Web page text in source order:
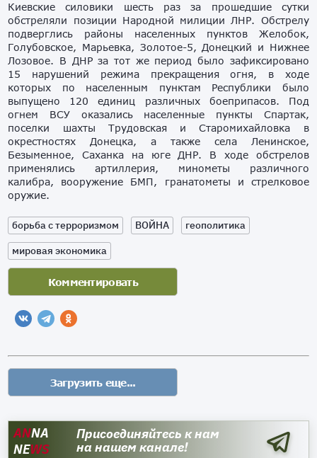
Киевские силовики шесть раз за прошедшие сутки
обстреляли позиции Народной милиции ЛНР. Обстрелу
подверглись районы населенных пунктов Желобок,
Голубовское, Марьевка, Золотое-5, Донецкий и Нижнее
Лозовое. В ДНР за тот же период было зафиксировано
15 нарушений режима прекращения огня, в ходе
которых по населенным пунктам Республики было
выпущено 120 единиц различных боеприпасов. Под
огнем ВСУ оказались населенные пункты Спартак,
поселки шахты Трудовская и Старомихайловка в
окрестностях Донецка, а также села Ленинское,
Безыменное, Саханка на юге ДНР. В ходе обстрелов
применялись артиллерия, минометы различного
калибра, вооружение БМП, гранатометы и стрелковое
оружие.
борьба с терроризмом ВОЙНА
геополитика
мировая экономика
ANNA
NEWS
Присоединяйтесь к нам
на нашем канале!